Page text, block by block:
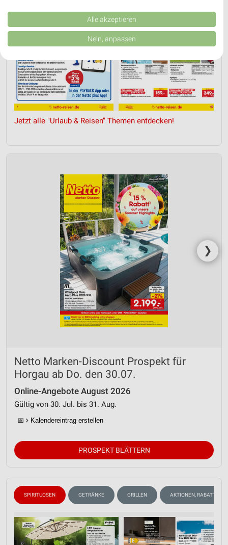
Jetzt alle "Urlaub & Reisen" Themen entdecken!
❯
Netto Marken-Discount Prospekt für
Horgau ab Do. den 30.07.
Online-Angebote August 2026
Gültig von 30. Jul. bis 31. Aug.
📅 Kalendereintrag erstellen
PROSPEKT BLÄTTERN
SPIRITUOSEN GETRÄNKE GRILLEN AKTIONEN, RABATTE &
Kombinationen von Daten aus verschiedenen Quellen. Entwicklung und
Verbesserung der Angebote. Verwendung reduzierter Daten zur Auswahl
von Inhalten.
Daten können außerhalb der Europäischen Union weitergegeben und in die
Website/App.
Partnerliste anzeigen (1 IAB-Anbieter)
Wir nutzen Ihre Daten für folgende Zwecke:
IAB-Verarbeitungszwecke:
Speichern von oder Zugriff auf Informationen
auf einem Endgerät
Erstellung von Profilen für personalisierte
Verwendung von Profilen zur Auswahl
personalisierter Werbung
Erstellung von Profilen zur Personalisierung
Verwendung von Profilen zur Auswahl
personalisierter Inhalte
Messung der Werbeleistung
Messung der Performance von Inhalten
Entwicklung und Verbesserung der Angebote
Verwendung reduzierter Daten zur Auswahl von
Inhalten
IAB-Besonderheiten:
Geräte anhand von aktiv angeforderten
Notwendig
Performance
Funktional
Alle akzeptieren
Nein, anpassen